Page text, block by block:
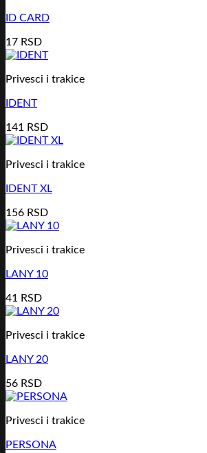
ID CARD
17 RSD
Privesci i trakice
IDENT
141 RSD
Privesci i trakice
IDENT XL
156 RSD
Privesci i trakice
LANY 10
41 RSD
Privesci i trakice
LANY 20
56 RSD
Privesci i trakice
PERSONA